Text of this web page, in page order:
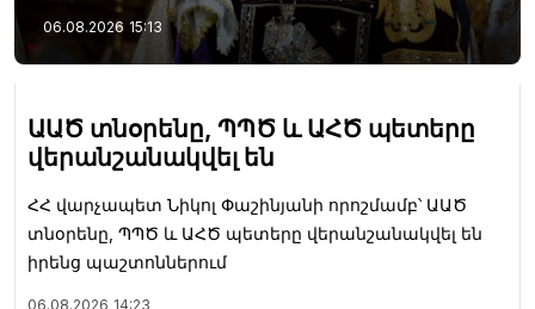
06.08.2026 15:13
ԱԱԾ տնօրենը, ՊՊԾ և ԱՀԾ պետերը
վերանշանակվել են
ՀՀ վարչապետ Նիկոլ Փաշինյանի որոշմամբ՝ ԱԱԾ
տնօրենը, ՊՊԾ և ԱՀԾ պետերը վերանշանակվել են
իրենց պաշտոններում
06.08.2026 14:23